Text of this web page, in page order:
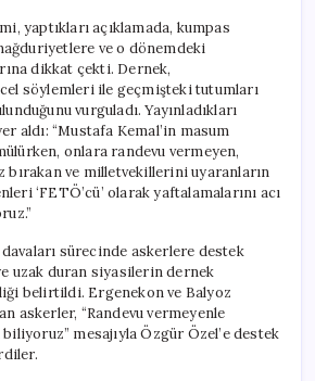
yaptıkları açıklamada, kumpas
ve o dönemdeki
dikkat çekti. Dernek,
söylemleri ile geçmişteki tutumları
vurguladı. Yayınladıkları
aldı: “Mustafa Kemal’in masum
onlara randevu vermeyen,
bırakan ve milletvekillerini uyaranların
‘FETÖ’cü’ olarak yaftalamalarını acı
sürecinde askerlere destek
uzak duran siyasilerin dernek
belirtildi. Ergenekon ve Balyoz
askerler, “Randevu vermeyenle
biliyoruz” mesajıyla Özgür Özel’e destek